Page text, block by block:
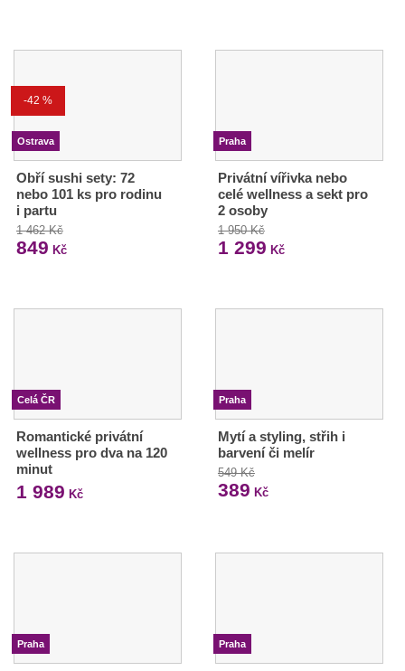
-42 %
Ostrava
Obří sushi sety: 72
nebo 101 ks pro rodinu
i partu
1 462 Kč
849 Kč
Praha
Privátní vířivka nebo
celé wellness a sekt pro
2 osoby
1 950 Kč
1 299 Kč
Celá ČR
Romantické privátní
wellness pro dva na 120
minut
1 989 Kč
Praha
Mytí a styling, střih i
barvení či melír
549 Kč
389 Kč
Praha Praha